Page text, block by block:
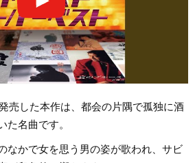
売した本作は、都会の片隅で孤独に酒
た名曲です。
なかで女を思う男の姿が歌われ、サビ